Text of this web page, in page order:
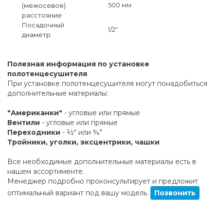
(межосевое)
расстояние
500 мм
Посадочный
диаметр
1/2"
Полезная информация по установке
полотенцесушителя
При установке полотенцесушителя могут понадобиться
дополнительные материалы:
"Американки" - угловые или прямые
Вентили - угловые или прямые
Переходники - ½" или ¾"
Тройники, уголки, эксцентрики, чашки
Все необходимые дополнительные материалы есть в
нашем ассортименте.
Менеджер подробно проконсультирует и предложит
оптимальный вариант под вашу модель.
Позвонить